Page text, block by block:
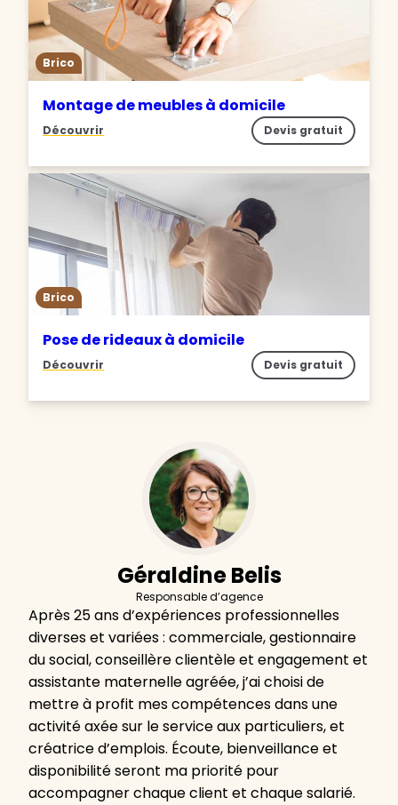
Brico
Montage de meubles à domicile
Découvrir Devis gratuit
Brico
Pose de rideaux à domicile
Découvrir Devis gratuit
Géraldine Belis
Responsable d’agence
Après 25 ans d’expériences professionnelles
diverses et variées : commerciale, gestionnaire
du social, conseillère clientèle et engagement et
assistante maternelle agréée, j’ai choisi de
mettre à profit mes compétences dans une
activité axée sur le service aux particuliers, et
créatrice d’emplois. Écoute, bienveillance et
disponibilité seront ma priorité pour
accompagner chaque client et chaque salarié.